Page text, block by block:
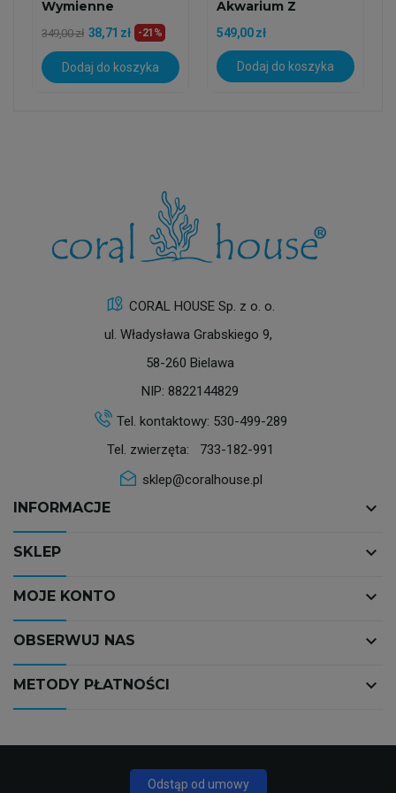
Wymienne
349,00 zł 38,71 zł -21%
Dodaj do koszyka
Akwarium Z
Ostrzem
549,00 zł
Dodaj do koszyka
CORAL HOUSE Sp. z o. o.
ul. Władysława Grabskiego 9,
58-260 Bielawa
NIP: 8822144829
Tel. kontaktowy: 530-499-289
Tel. zwierzęta: 733-182-991
sklep@coralhouse.pl
INFORMACJE keyboard_arrow_down
SKLEP keyboard_arrow_down
MOJE KONTO keyboard_arrow_down
OBSERWUJ NAS keyboard_arrow_down
METODY PŁATNOŚCI keyboard_arrow_down
Odstąp od umowy